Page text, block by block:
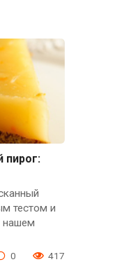
пирог:
тестом и
нашем
0 417